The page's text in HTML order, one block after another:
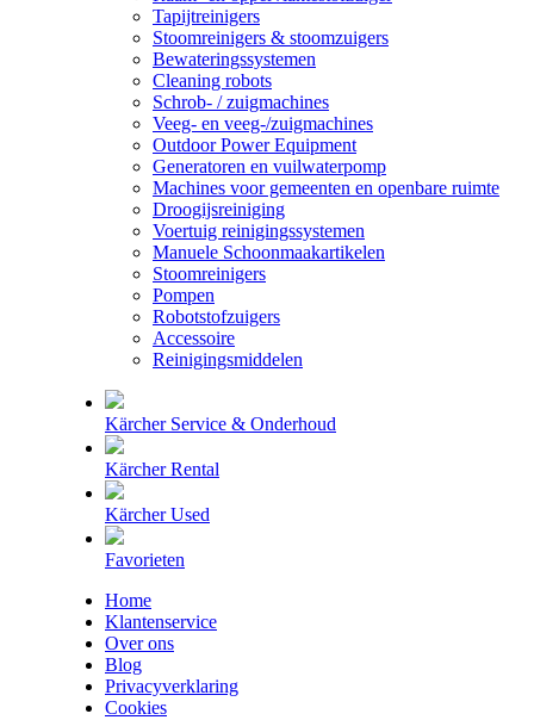
Tapijtreinigers
Stoomreinigers & stoomzuigers
Bewateringssystemen
Cleaning robots
Schrob- / zuigmachines
Veeg- en veeg-/zuigmachines
Outdoor Power Equipment
Generatoren en vuilwaterpomp
Machines voor gemeenten en openbare ruimte
Droogijsreiniging
Voertuig reinigingssystemen
Manuele Schoonmaakartikelen
Stoomreinigers
Pompen
Robotstofzuigers
Accessoire
Reinigingsmiddelen
Kärcher Service & Onderhoud
Kärcher Rental
Kärcher Used
Favorieten
Home
Klantenservice
Over ons
Blog
Privacyverklaring
Cookies